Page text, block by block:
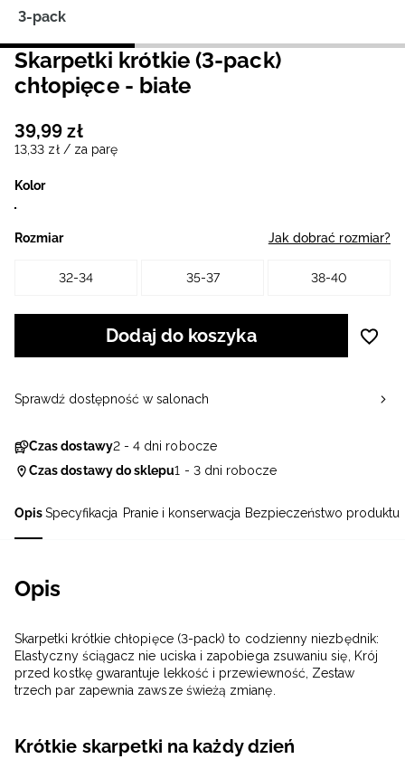
3-pack
OpisSpecyfikacja Pranie i konserwacja Bezpieczeństwo produktu
Opis
Skarpetki krótkie chłopięce (3-pack) to codzienny niezbędnik:
Elastyczny ściągacz nie uciska i zapobiega zsuwaniu się, Krój
przed kostkę gwarantuje lekkość i przewiewność, Zestaw
trzech par zapewnia zawsze świeżą zmianę.
Krótkie skarpetki na każdy dzień
Skarpetki krótkie (3-pack)
chłopięce - białe
39,99 zł
13,33 zł/ za parę
Kolor
Rozmiar Jak dobrać rozmiar?
32-34 35-37 38-40
Dodaj do koszyka
Czas dostawy2 - 4 dni robocze
Czas dostawy do sklepu1 - 3 dni robocze
Sprawdź dostępność w salonach